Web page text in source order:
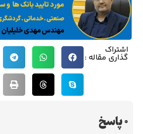
اشتراک
گذاری مقاله :
0 پاسخ